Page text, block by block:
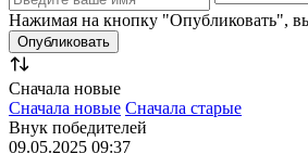
Нажимая на кнопку "Опубликовать",
Сначала новые
Сначала новые Сначала старые
Внук победителей
09.05.2025 09:37